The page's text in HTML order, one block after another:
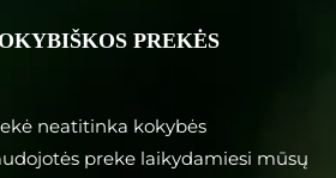
PREKĖS
neatitinka kokybės
preke laikydamiesi mūsų